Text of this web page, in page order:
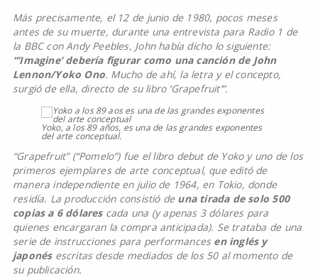
Más precisamente, el 12 de junio de 1980, pocos meses
antes de su muerte, durante una entrevista para Radio 1 de
la BBC con Andy Peebles, John había dicho lo siguiente:
“’Imagine’ debería figurar como una canción de John
Lennon/Yoko Ono. Mucho de ahí, la letra y el concepto,
surgió de ella, directo de su libro ‘Grapefruit’”.
Yoko, a los 89 años, es una de las grandes exponentes
del arte conceptual.
“Grapefruit” (“Pomelo”) fue el libro debut de Yoko y uno de los
primeros ejemplares de arte conceptual, que editó de
manera independiente en julio de 1964, en Tokio, donde
residía. La producción consistió de una tirada de solo 500
copias a 6 dólares cada una (y apenas 3 dólares para
quienes encargaran la compra anticipada). Se trataba de una
serie de instrucciones para performances en inglés y
japonésescritas desde mediados de los 50 al momento de
su publicación.